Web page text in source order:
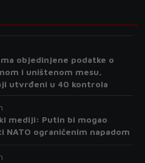
objedinjene podatke o
i uništenom mesu,
utvrđeni u 40 kontrola
mediji: Putin bi mogao
NATO ograničenim napadom